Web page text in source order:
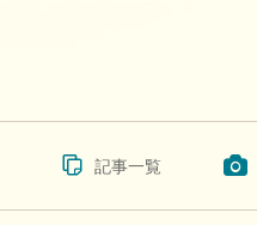
記事一覧